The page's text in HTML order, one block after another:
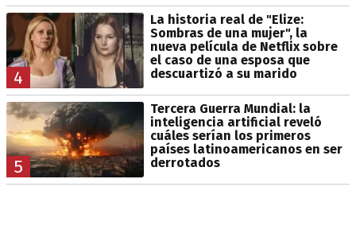
4
La historia real de "Elize:
Sombras de una mujer", la
nueva película de Netflix sobre
el caso de una esposa que
descuartizó a su marido
5
Tercera Guerra Mundial: la
inteligencia artificial reveló
cuáles serían los primeros
países latinoamericanos en ser
derrotados